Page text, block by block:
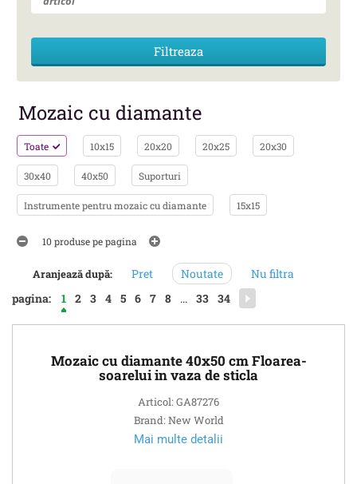
Mozaic cu diamante
Toate 10x15 20x20 20x25 20x30
30x40 40x50 Suporturi
Instrumente pentru mozaic cu diamante 15х15
10 produse pe pagina
Aranjează după: Pret Noutate
Nu filtra
pagina:
1 2 3 4 5 6 7 8 ... 33 34
Mozaic cu diamante 40x50 cm Floarea-
soarelui in vaza de sticla
Articol: GA87276
Brand: New World
Mai multe detalii